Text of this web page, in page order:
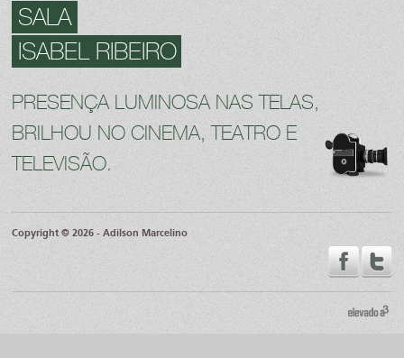
SALA
ISABEL RIBEIRO
PRESENÇA LUMINOSA NAS TELAS,
BRILHOU NO CINEMA, TEATRO E
TELEVISÃO.
Copyright © 2026 - Adilson Marcelino